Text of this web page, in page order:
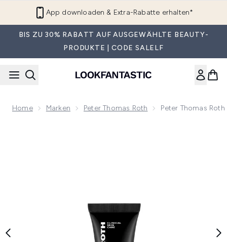
App downloaden & Extra-Rabatte erhalten*
BIS ZU 30% RABATT AUF AUSGEWÄHLTE BEAUTY-
PRODUKTE | CODE SALELF
Home Marken Peter Thomas Roth Peter Thomas